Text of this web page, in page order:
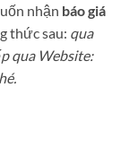
nhận báo giá
thức sau: qua
qua Website: